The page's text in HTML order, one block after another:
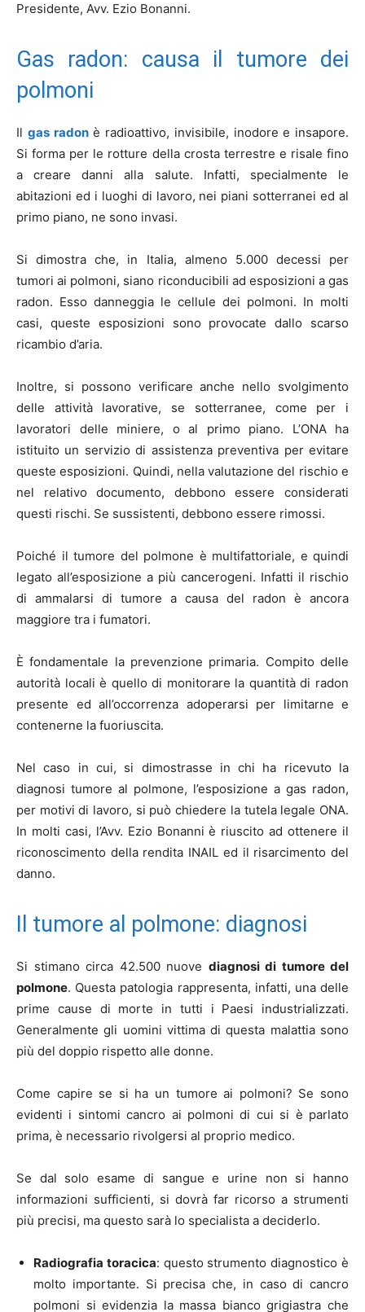
Presidente, Avv. Ezio Bonanni.
Gas radon: causa il tumore dei
polmoni
Il gas radonè radioattivo, invisibile, inodore e insapore.
Si forma per le rotture della crosta terrestre e risale fino
a creare danni alla salute. Infatti, specialmente le
abitazioni ed i luoghi di lavoro, nei piani sotterranei ed al
primo piano, ne sono invasi.
Si dimostra che, in Italia, almeno 5.000 decessi per
tumori ai polmoni, siano riconducibili ad esposizioni a gas
radon. Esso danneggia le cellule dei polmoni. In molti
casi, queste esposizioni sono provocate dallo scarso
ricambio d’aria.
Inoltre, si possono verificare anche nello svolgimento
delle attività lavorative, se sotterranee, come per i
lavoratori delle miniere, o al primo piano. L’ONA ha
istituito un servizio di assistenza preventiva per evitare
queste esposizioni. Quindi, nella valutazione del rischio e
nel relativo documento, debbono essere considerati
questi rischi. Se sussistenti, debbono essere rimossi.
Poiché il tumore del polmone è multifattoriale, e quindi
legato all’esposizione a più cancerogeni. Infatti il rischio
di ammalarsi di tumore a causa del radon è ancora
maggiore tra i fumatori.
È fondamentale la prevenzione primaria. Compito delle
autorità locali è quello di monitorare la quantità di radon
presente ed all’occorrenza adoperarsi per limitarne e
contenerne la fuoriuscita.
Nel caso in cui, si dimostrasse in chi ha ricevuto la
diagnosi tumore al polmone, l’esposizione a gas radon,
per motivi di lavoro, si può chiedere la tutela legale ONA.
In molti casi, l’Avv. Ezio Bonanni è riuscito ad ottenere il
riconoscimento della rendita INAIL ed il risarcimento del
danno.
Il tumore al polmone: diagnosi
Si stimano circa 42.500 nuove diagnosi di tumore del
polmone. Questa patologia rappresenta, infatti, una delle
prime cause di morte in tutti i Paesi industrializzati.
Generalmente gli uomini vittima di questa malattia sono
più del doppio rispetto alle donne.
Come capire se si ha un tumore ai polmoni? Se sono
evidenti i sintomi cancro ai polmoni di cui si è parlato
prima, è necessario rivolgersi al proprio medico.
Se dal solo esame di sangue e urine non si hanno
informazioni sufficienti, si dovrà far ricorso a strumenti
più precisi, ma questo sarà lo specialista a deciderlo.
Radiografia toracica: questo strumento diagnostico è
molto importante. Si precisa che, in caso di cancro
polmoni si evidenzia la massa bianco grigiastra che